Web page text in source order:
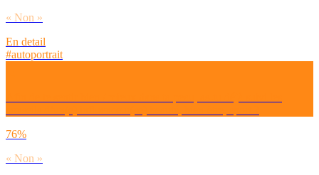
« Non »
En detail
#autoportrait
76%
« Non »